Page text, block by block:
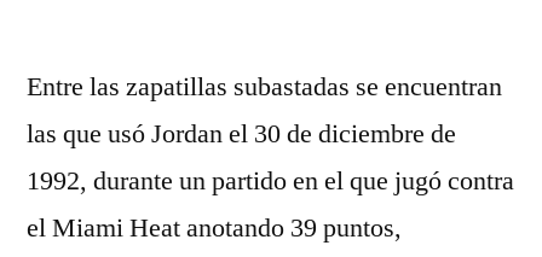
Entre las zapatillas subastadas se encuentran
las que usó Jordan el 30 de diciembre de
1992, durante un partido en el que jugó contra
el Miami Heat anotando 39 puntos,